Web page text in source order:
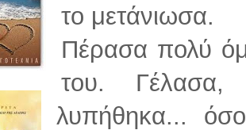
το μετάνιωσα.
Πέρασα πολύ
του. Γέλασα,
λυπήθηκα...